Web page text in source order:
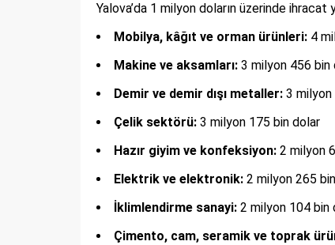
Yalova’da 1 milyon doların üzerinde ihracat
Mobilya, kâğıt ve orman ürünleri: 4
Makine ve aksamları: 3 milyon 456 bin
Demir ve demir dışı metaller: 3
Çelik sektörü: 3 milyon 175 bin dolar
Hazır giyim ve konfeksiyon: 2 milyon
Elektrik ve elektronik: 2 milyon 265
İklimlendirme sanayi: 2 milyon 104 bin
Çimento, cam, seramik ve toprak